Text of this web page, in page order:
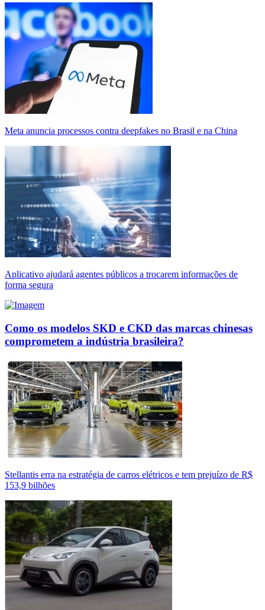
Meta anuncia processos contra deepfakes no Brasil e na China
Aplicativo ajudará agentes públicos a trocarem informações de
forma segura
Como os modelos SKD e CKD das marcas chinesas
comprometem a indústria brasileira?
Stellantis erra na estratégia de carros elétricos e tem prejuízo de R$
153,9 bilhões